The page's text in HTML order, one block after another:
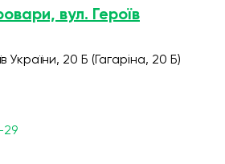
вул. Героїв
України, 20 Б (Гагаріна, 20 Б)
29